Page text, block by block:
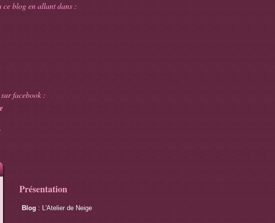
ce blog en allant dans :
facebook :
Présentation
Blog : L'Atelier de Neige